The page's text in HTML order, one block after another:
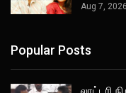
Aug 7, 2026
Popular Posts